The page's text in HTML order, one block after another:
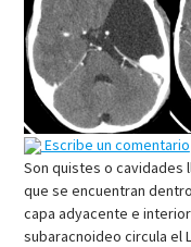
Escribe un comentario
Son quistes o cavidades
que se encuentran
capa adyacente e
subaracnoideo circula el